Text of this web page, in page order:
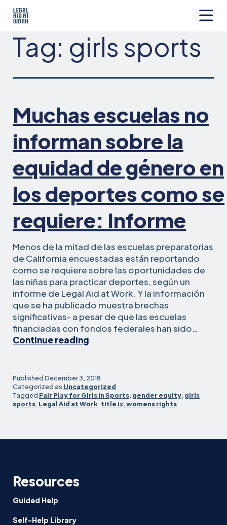
Skip
Aid
Tag: girls sports
Muchas escuelas no
informan sobre la
equidad de género en
los deportes como se
requiere: Informe
Menos de la mitad de las escuelas preparatorias
de California encuestadas están reportando
como se requiere sobre las oportunidades de
las niñas para practicar deportes, según un
informe de Legal Aid at Work. Y la información
que se ha publicado muestra brechas
significativas- a pesar de que las escuelas
financiadas con fondos federales han sido…
Continue reading
informan
sobre
la
equidad
PublishedDecember 3, 2018
Categorized as Uncategorized
Tagged Fair Play for Girls in Sports, gender equity, girls
sports, Legal Aid at Work, title ix,womens rights
Resources
Guided Help
Self-Help Library